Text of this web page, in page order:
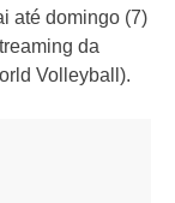
até domingo (7)
da
Volleyball).